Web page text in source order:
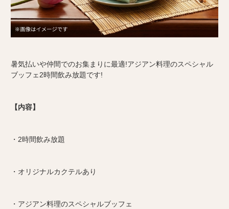
暑気払いや仲間でのお集まりに最適!アジアン料理のスペシャル
ブッフェ2時間飲み放題です!
【内容】
・2時間飲み放題
・オリジナルカクテルあり
・アジアン料理のスペシャルブッフェ